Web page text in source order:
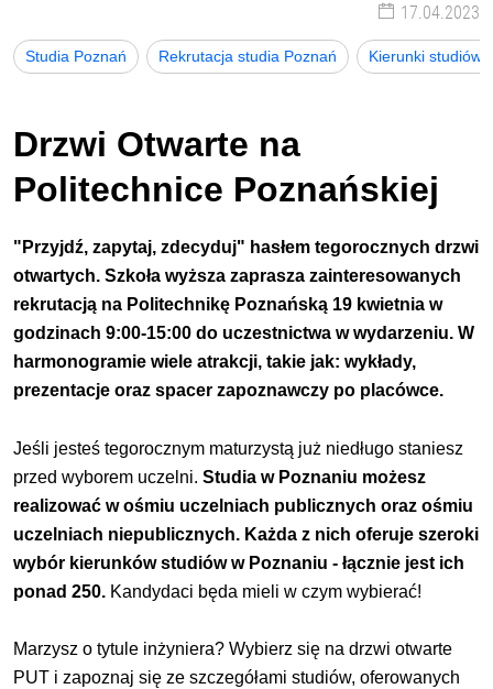
17.04.2023
Studia Poznań Rekrutacja studia Poznań Kierunki studiów
Drzwi Otwarte na
Politechnice Poznańskiej
"Przyjdź, zapytaj, zdecyduj" hasłem tegorocznych drzwi
otwartych. Szkoła wyższa zaprasza zainteresowanych
rekrutacją na Politechnikę Poznańską 19 kwietnia w
godzinach 9:00-15:00 do uczestnictwa w wydarzeniu. W
harmonogramie wiele atrakcji, takie jak: wykłady,
prezentacje oraz spacer zapoznawczy po placówce.
Jeśli jesteś tegorocznym maturzystą już niedługo staniesz
przed wyborem uczelni.Studia w Poznaniu możesz
realizować w ośmiu uczelniach publicznych oraz ośmiu
uczelniach niepublicznych. Każda z nich oferuje szeroki
wybór kierunków studiów w Poznaniu - łącznie jest ich
ponad 250. Kandydaci będa mieli w czym wybierać!
Marzysz o tytule inżyniera? Wybierz się na drzwi otwarte
PUT i zapoznaj się ze szczegółami studiów, oferowanych